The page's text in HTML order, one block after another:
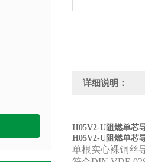
详细说明：
H05V2-U阻燃单芯
H05V2-U阻燃单芯
单根实心裸铜丝